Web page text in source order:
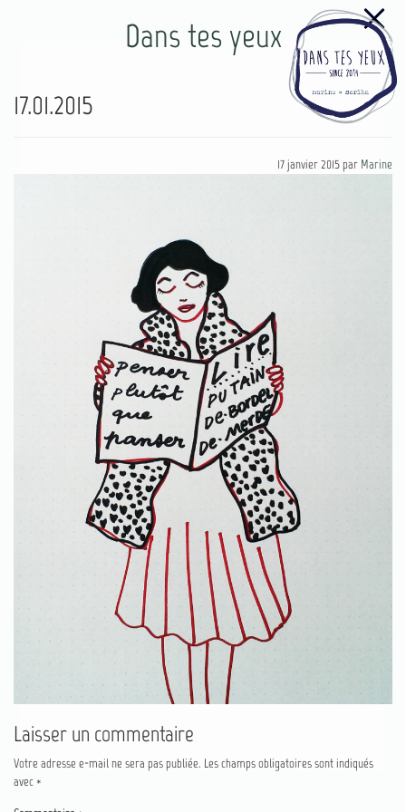
77 4
Dans tes yeux
17.01.2015
17 janvier 2015par Marine
Laisser un commentaire
Votre adresse e-mail ne sera pas publiée. Les champs obligatoires sont indiqués
avec *